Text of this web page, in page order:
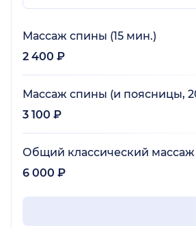
Массаж спины (15 мин.)
2 400 ₽
Массаж спины (и поясницы,
3 100 ₽
Общий классический массаж
6 000 ₽